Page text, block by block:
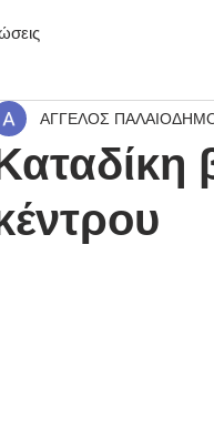
ΑΓΓΕΛΟΣ